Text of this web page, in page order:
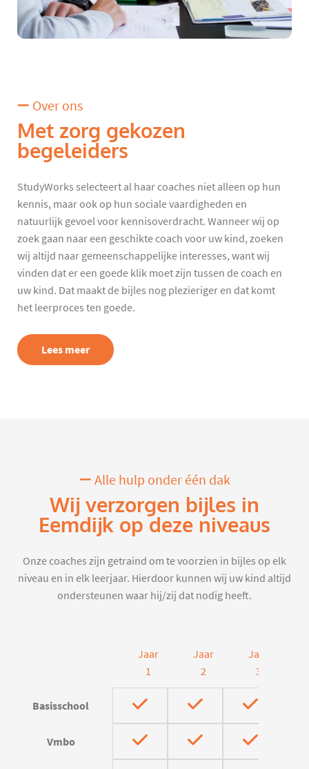
Over ons
Met zorg gekozen
begeleiders
StudyWorks selecteert al haar coaches niet alleen op hun
kennis, maar ook op hun sociale vaardigheden en
natuurlijk gevoel voor kennisoverdracht. Wanneer wij op
zoek gaan naar een geschikte coach voor uw kind, zoeken
wij altijd naar gemeenschappelijke interesses, want wij
vinden dat er een goede klik moet zijn tussen de coach en
uw kind. Dat maakt de bijles nog plezieriger en dat komt
het leerproces ten goede.
Lees meer
Alle hulp onder één dak
Wij verzorgen bijles in
Eemdijk op deze niveaus
Onze coaches zijn getraind om te voorzien in bijles op elk
niveau en in elk leerjaar. Hierdoor kunnen wij uw kind altijd
ondersteunen waar hij/zij dat nodig heeft.
Jaar
1
Jaar
2
Jaar
3
Basisschool
Vmbo